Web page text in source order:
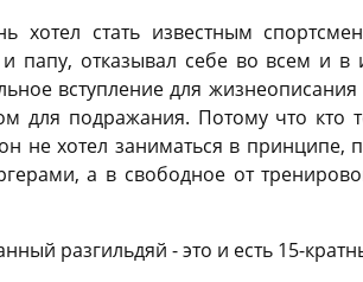
хотел стать известным
папу, отказывал себе во всем и
вступление для
для подражания. Потому что кто
не хотел заниматься в принципе,
а в свободное от
разгильдяй - это и есть 15-